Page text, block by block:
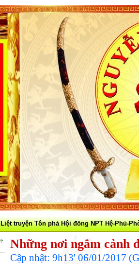
Liệt truyện Tôn phả Hội đồng NPT Hệ-Phủ-
Những nơi ngắm cảnh
Cập nhật: 9h13' 06/01/2017